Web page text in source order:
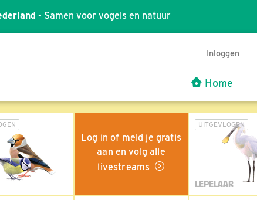
- Samen voor vogels en natuur
Inloggen
Home
Log in of meld je gratis
aan en volg alle
livestreams
UITGEVLOGEN
LEPELAAR